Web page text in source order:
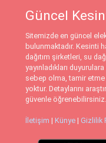
Güncel
Sitemizde en güncel
bulunmaktadır. Kesinti
dağıtım şirketleri, su
yayınladıkları
sebep olma, tamir
yoktur. Detaylarını
güvenle öğrenebilirsiniz.
İletişim | Künye | Gizlilik